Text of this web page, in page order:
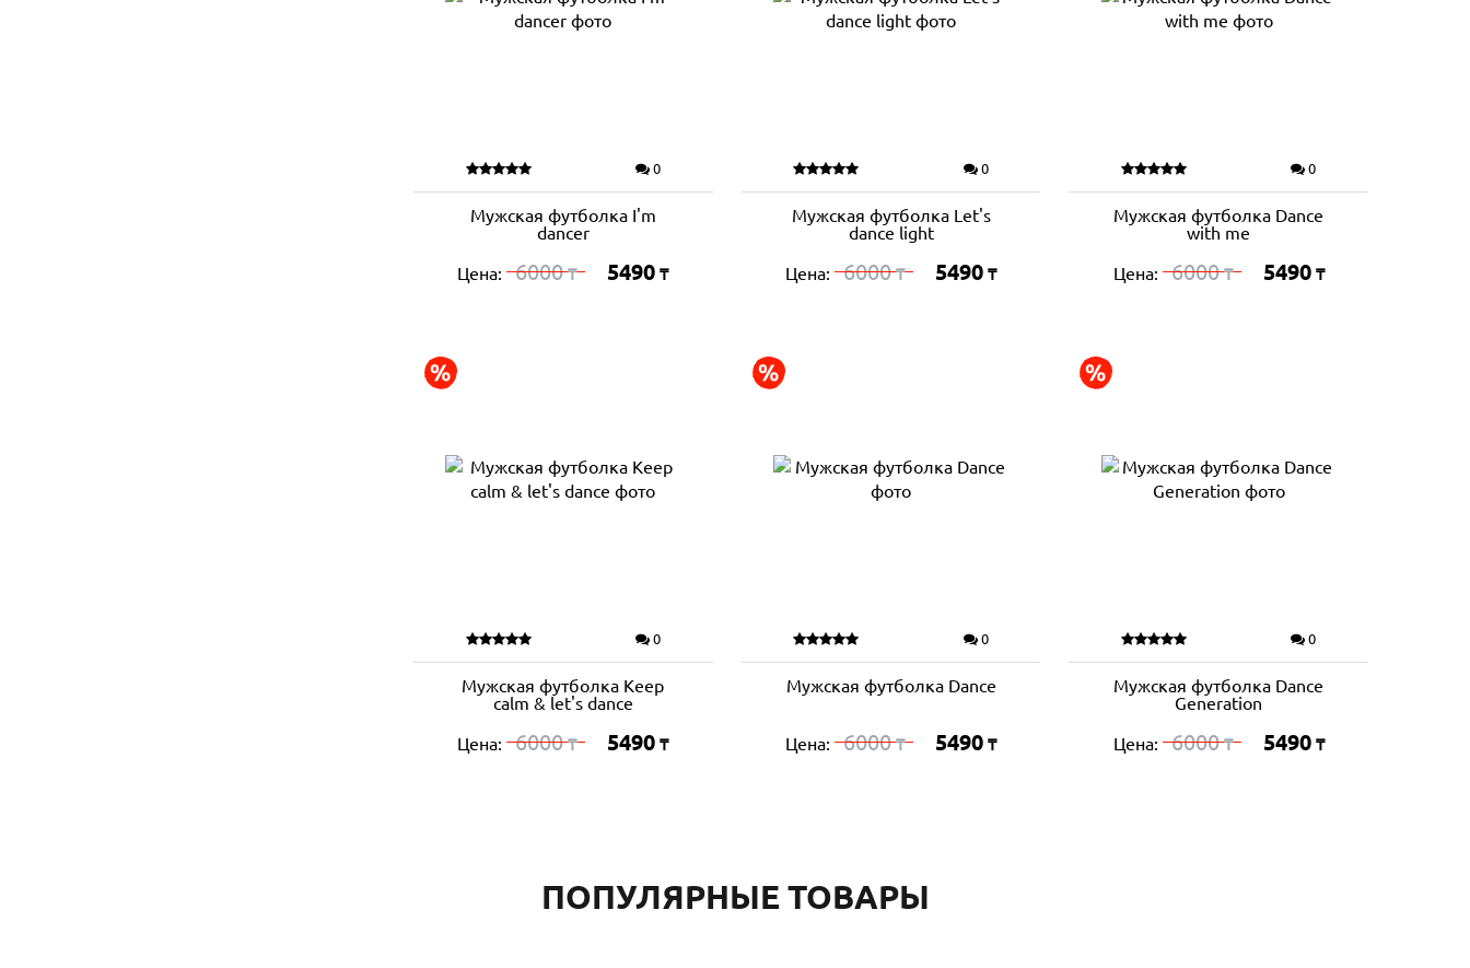
0
Мужская футболка I'm
dancer
Цена: 6000₸ 5490 ₸
0
Мужская футболка Let's
dance light
Цена: 6000₸ 5490 ₸
0
Мужская футболка Dance
with me
Цена: 6000₸ 5490 ₸
0
Мужская футболка Keep
calm & let's dance
Цена: 6000₸ 5490 ₸
0
Мужская футболка Dance
Цена: 6000₸ 5490 ₸
0
Мужская футболка Dance
Generation
Цена: 6000₸ 5490 ₸
ПОПУЛЯРНЫЕ ТОВАРЫ